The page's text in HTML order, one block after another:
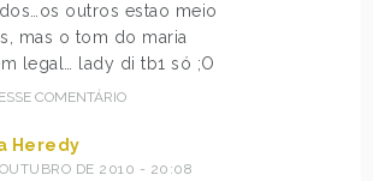
outros estao meio
mas o tom do maria
legal… lady di tb1 só ;O
COMENTÁRIO
Heredy
DE 2010 - 20:08